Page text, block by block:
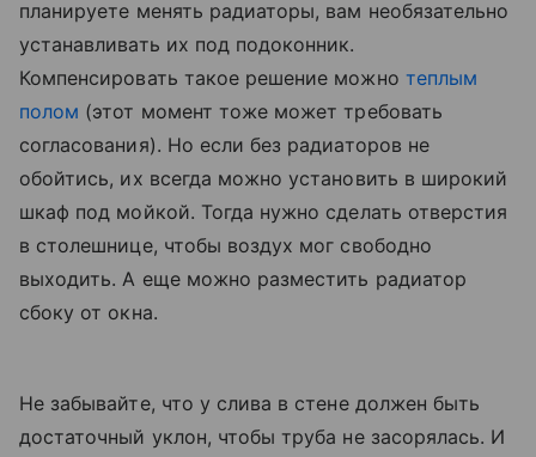
планируете менять радиаторы, вам необязательно
устанавливать их под подоконник.
Компенсировать такое решение можно теплым
полом (этот момент тоже может требовать
согласования). Но если без радиаторов не
обойтись, их всегда можно установить в широкий
шкаф под мойкой. Тогда нужно сделать отверстия
в столешнице, чтобы воздух мог свободно
выходить. А еще можно разместить радиатор
сбоку от окна.
Не забывайте, что у слива в стене должен быть
достаточный уклон, чтобы труба не засорялась. И